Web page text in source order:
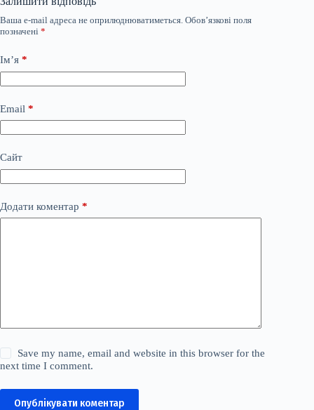
Ваша e-mail адреса не оприлюднюватиметься. Обов’язкові поля
позначені *
Ім’я *
Email *
Сайт
Додати коментар *
Save my name, email and website in this browser for the
next time I comment.
Опублікувати коментар